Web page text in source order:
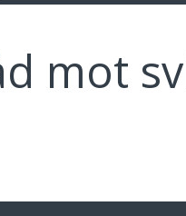
mot